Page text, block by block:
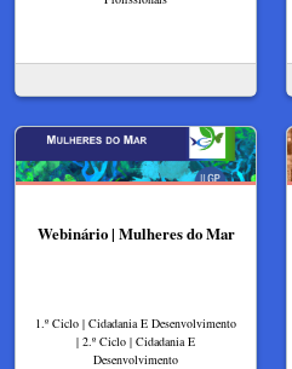
Webinário | Mulheres do Mar
1.º Ciclo | Cidadania E Desenvolvimento
| 2.º Ciclo | Cidadania E
Desenvolvimento